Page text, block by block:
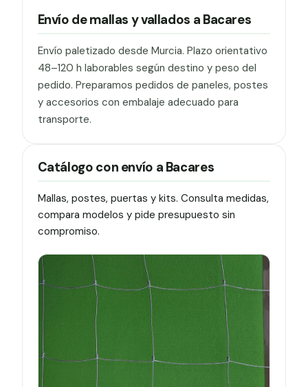
Envío de mallas y vallados a Bacares
Envío paletizado desde Murcia. Plazo orientativo
48–120 h laborables según destino y peso del
pedido. Preparamos pedidos de paneles, postes
y accesorios con embalaje adecuado para
transporte.
Catálogo con envío a Bacares
Mallas, postes, puertas y kits. Consulta medidas,
compara modelos y pide presupuesto sin
compromiso.